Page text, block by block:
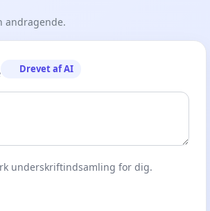
andragende.
Drevet af AI
underskriftindsamling for dig.